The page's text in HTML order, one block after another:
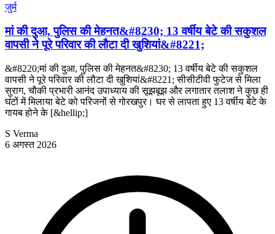
जुर्म
मां की दुआ, पुलिस की मेहनत&#8230; 13 वर्षीय बेटे की सकुशल
वापसी ने पूरे परिवार की लौटा दी खुशियां&#8221;
&#8220;मां की दुआ, पुलिस की मेहनत&#8230; 13 वर्षीय बेटे की सकुशल
वापसी ने पूरे परिवार की लौटा दी खुशियां&#8221; सीसीटीवी फुटेज से मिला
सुराग, चौकी प्रभारी आनंद उपाध्याय की सूझबूझ और लगातार तलाश ने कुछ ही
घंटों में मिलाया बेटे को परिजनों से गोरखपुर। घर से लापता हुए 13 वर्षीय बेटे के
गायब होने के [&hellip;]
S Verma
6 अगस्त 2026